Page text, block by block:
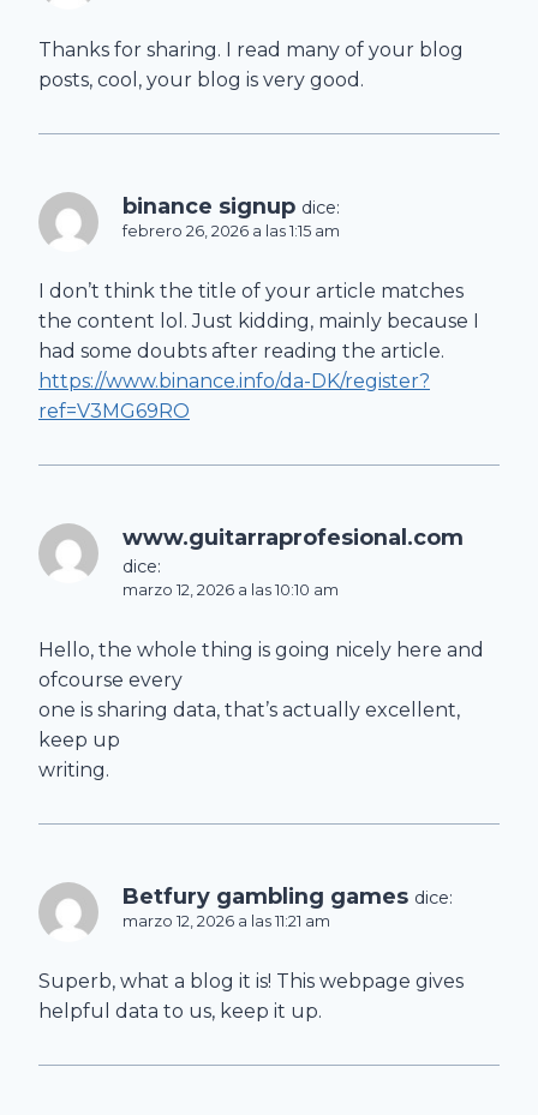
Thanks for sharing. I read many of your blog
posts, cool, your blog is very good.
binance signup dice:
febrero 26, 2026 a las 1:15 am
I don’t think the title of your article matches
the content lol. Just kidding, mainly because I
had some doubts after reading the article.
https://www.binance.info/da-DK/register?
ref=V3MG69RO
www.guitarraprofesional.com
dice:
marzo 12, 2026 a las 10:10 am
Hello, the whole thing is going nicely here and
ofcourse every
one is sharing data, that’s actually excellent,
keep up
writing.
Betfury gambling games dice:
marzo 12, 2026 a las 11:21 am
Superb, what a blog it is! This webpage gives
helpful data to us, keep it up.